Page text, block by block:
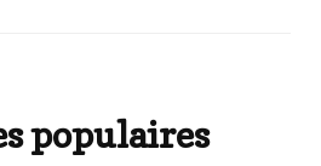
populaires